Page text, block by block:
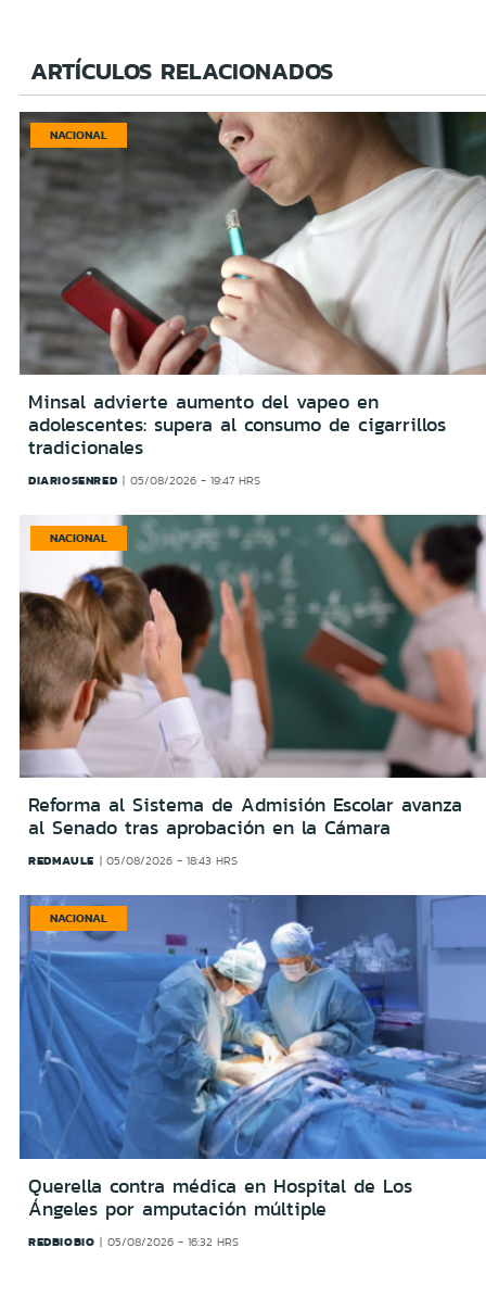
ARTÍCULOS RELACIONADOS
NACIONAL
Minsal advierte aumento del vapeo en
adolescentes: supera al consumo de cigarrillos
tradicionales
DIARIOSENRED 05/08/2026 - 19:47 HRS
NACIONAL
Reforma al Sistema de Admisión Escolar avanza
al Senado tras aprobación en la Cámara
REDMAULE 05/08/2026 - 18:43 HRS
NACIONAL
Querella contra médica en Hospital de Los
Ángeles por amputación múltiple
REDBIOBIO 05/08/2026 - 16:32 HRS